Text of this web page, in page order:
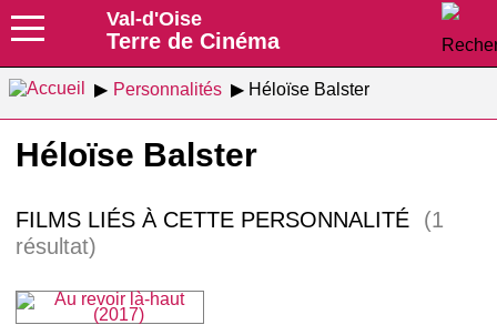
Val-d'Oise
Terre de Cinéma
Personnalités Héloïse Balster
Héloïse Balster
FILMS LIÉS À CETTE PERSONNALITÉ
(1
résultat)